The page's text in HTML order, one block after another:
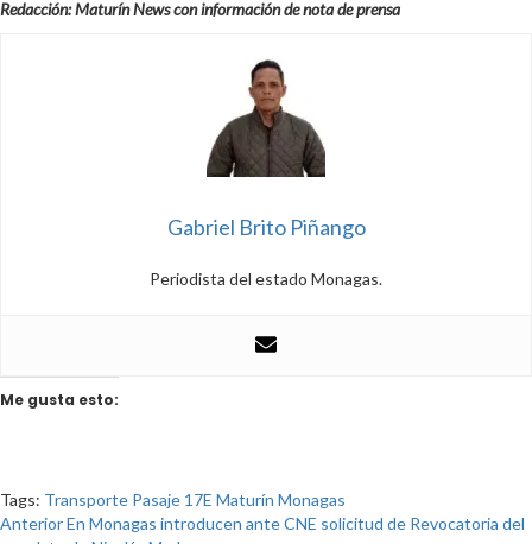
Redacción: Maturín News con información de nota de prensa
Gabriel Brito Piñango
Periodista del estado Monagas.
Me gusta esto:
Tags: Transporte Pasaje 17E Maturín Monagas
AnteriorEn Monagas introducen ante CNE solicitud de Revocatoria del